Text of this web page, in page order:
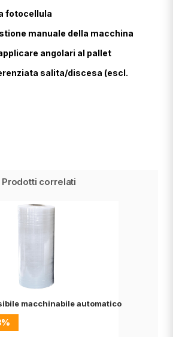
fotocellula
manuale della macchina
angolari al pallet
salita/discesa (escl.
Prodotti correlati
macchinabile automatico